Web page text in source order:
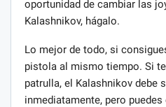
oportunidad de cambiar las
Kalashnikov, hágalo.
Lo mejor de todo, si
pistola al mismo tiempo. Si
patrulla, el Kalashnikov debe
inmediatamente, pero